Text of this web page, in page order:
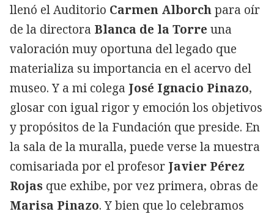
llenó el Auditorio Carmen Alborchpara oír
de la directora Blanca de la Torre una
valoración muy oportuna del legado que
materializa su importancia en el acervo del
museo. Y a mi colega José Ignacio Pinazo,
glosar con igual rigor y emoción los objetivos
y propósitos de la Fundación que preside. En
la sala de la muralla, puede verse la muestra
comisariada por el profesor Javier Pérez
Rojas que exhibe, por vez primera, obras de
Marisa Pinazo. Y bien que lo celebramos